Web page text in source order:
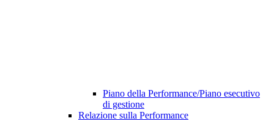
Piano della Performance/Piano esecutivo
di gestione
Relazione sulla Performance